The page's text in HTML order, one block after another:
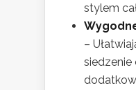
stylem
–
siedzenie